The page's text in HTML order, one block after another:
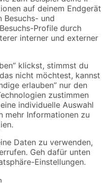
dargestellten Angebote sind unter
Verfügbarkeiten beziehen